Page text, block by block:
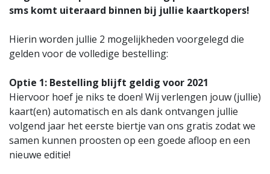
sms komt uiteraard binnen bij jullie kaartkopers!
Hierin worden jullie 2 mogelijkheden voorgelegd die
gelden voor de volledige bestelling:
Optie 1: Bestelling blijft geldig voor 2021
Hiervoor hoef je niks te doen! Wij verlengen jouw (jullie)
kaart(en) automatisch en als dank ontvangen jullie
volgend jaar het eerste biertje van ons gratis zodat we
samen kunnen proosten op een goede afloop en een
nieuwe editie!